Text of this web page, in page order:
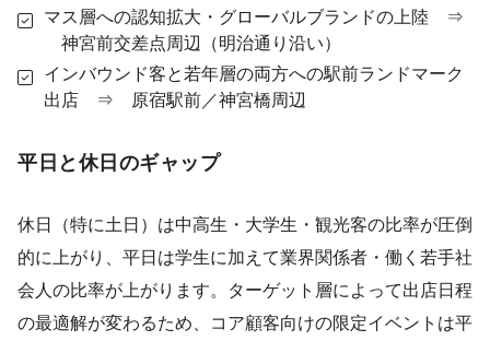
マス層への認知拡大・グローバルブランドの上陸 ⇒
神宮前交差点周辺（明治通り沿い）
インバウンド客と若年層の両方への駅前ランドマーク
出店 ⇒ 原宿駅前／神宮橋周辺
平日と休日のギャップ
休日（特に土日）は中高生・大学生・観光客の比率が圧倒
的に上がり、平日は学生に加えて業界関係者・働く若手社
会人の比率が上がります。ターゲット層によって出店日程
の最適解が変わるため、コア顧客向けの限定イベントは平